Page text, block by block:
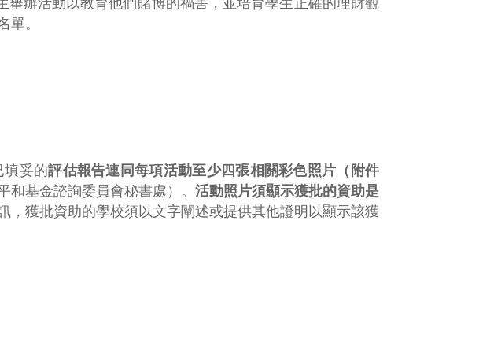
舉辦活動以教育他們賭博的禍害，並培育學生正確的理財觀
單。
填妥的評估報告連同每項活動至少四張相關彩色照片（附件
和基金諮詢委員會秘書處）。 活動照片須顯示獲批的資助是
，獲批資助的學校須以文字闡述或提供其他證明以顯示該獲